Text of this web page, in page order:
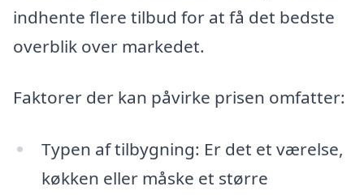
indhente flere tilbud for at få det bedste
overblik over markedet.
Faktorer der kan påvirke prisen omfatter:
Typen af tilbygning: Er det et værelse,
køkken eller måske et større